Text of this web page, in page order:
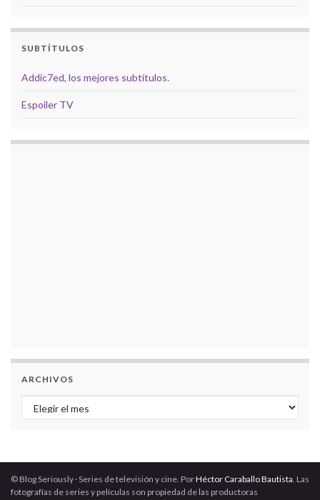
SUBTÍTULOS
Addic7ed, los mejores subtítulos.
Espoiler TV
ARCHIVOS
Archivos
© Blog Seriously · Series de televisión y cine. PorHéctor Caraballo Bautista. Las
fotografías de series y películas son propiedad de las productoras